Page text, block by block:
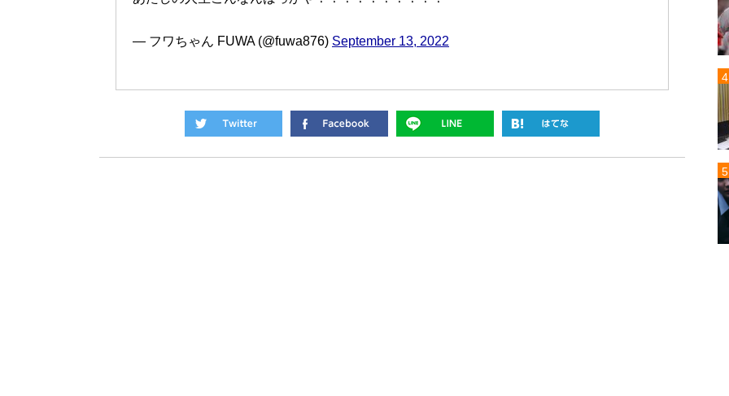
— フワちゃん FUWA (@fuwa876) September 13, 2022